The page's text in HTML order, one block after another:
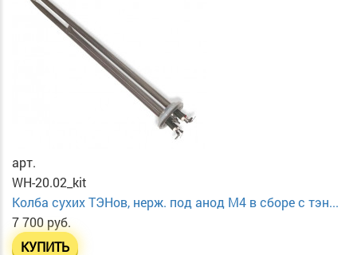
арт.
WH-20.02_kit
Колба сухих ТЭНов, нерж. под анод М4 в сборе с тэн...
7 700 руб.
КУПИТЬ